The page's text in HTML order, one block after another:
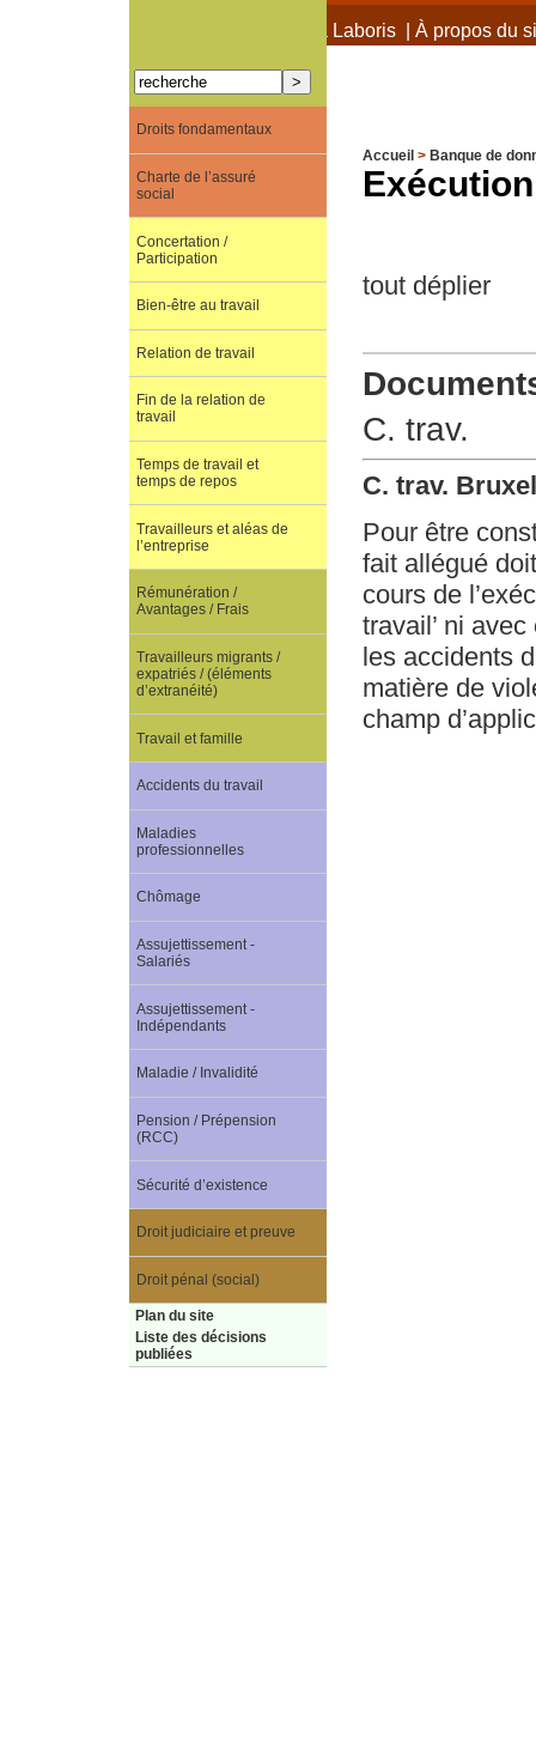
À propos de Terra Laboris| À propos du
Accueil > Banque de
tout déplier
C. trav.
C. trav.
Pour être
fait allégué
cours de
travail’ ni
les accidents
matière de
champ
Droits fondamentaux
Charte de l’assuré
social
Concertation /
Participation
Bien-être au travail
Relation de travail
Fin de la relation de
travail
Temps de travail et
temps de repos
Travailleurs et aléas de
l’entreprise
Rémunération /
Avantages / Frais
Travailleurs migrants /
expatriés / (éléments
d’extranéité)
Travail et famille
Accidents du travail
Maladies
professionnelles
Chômage
Assujettissement -
Salariés
Assujettissement -
Indépendants
Maladie / Invalidité
Pension / Prépension
(RCC)
Sécurité d’existence
Droit judiciaire et preuve
Droit pénal (social)
Plan du site
Liste des décisions
publiées